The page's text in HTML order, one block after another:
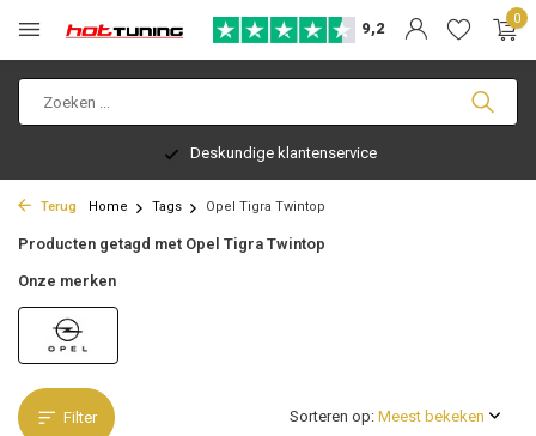
9,2
0
Deskundige klantenservice
Terug Home Tags Opel Tigra Twintop
Producten getagd met Opel Tigra Twintop
Onze merken
Filter Sorteren op: